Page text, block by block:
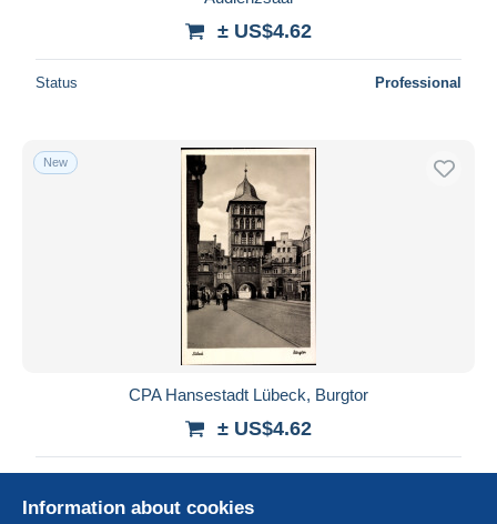
± US$4.62
Status Professional
New
CPA Hansestadt Lübeck, Burgtor
± US$4.62
Information about cookies